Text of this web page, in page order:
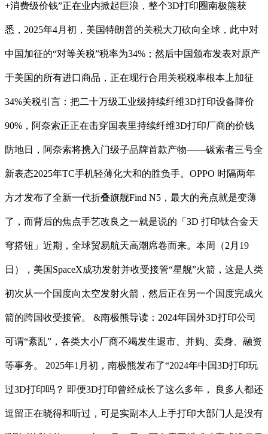
+消费级价钱”正在业内掀起巨浪，整个3D打印圈南极熊获
悉，2025年4月初，美国特朗普的关税大刀砍向全球，此中对
中国加征的“对等关税”税率为34%；然后中国颁布发表对原产
于美国的所有进口商品，正在现行合用关税税率根本上加征
34%关税引言：把二十万级工业级持续纤维3D打印设备降价
90%，阿奈索正正在击穿国表里持续纤维3D打印厂商的价钱
防地日，阿奈索将携入门级子品牌首款产物——碳索者三号全
新表态2025年TC手机轻薄化大和的胜负手。OPPO 时隔两年
方才发布了全新一代折叠旗舰Find N5，最大的亮点就是变薄
了，而背后的焦点手艺改良之一就是说的「3D 打印钛合金天
穹搭钮」近期，全球贸易航天高潮席卷而来。本周（2月19
日），美国SpaceX成功发射并收受接管“星舰”火箭，这是人类
初次从一个国度向太空发射火箭，然后正在另一个国度完成火
箭的跨国收受接管。 &南极熊导读：2024年国外3D打印公司
可谓“紊乱”，各类大小厂商不竭发生退市、并购、卖身、融资
等事务。 2025年1月初，南极熊发布了“2024年中国3D打印玩
过3D打印吗？ 即便3D打印曾经成长了这么多年， 良多人都还
逗留正在晓得和听过，可是实副本人上手打印大部门人是没有